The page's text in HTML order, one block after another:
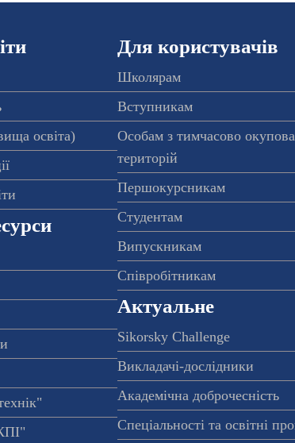
освіта)
Для користувачів
Школярам
Вступникам
Особам з тимчасово
територій
Першокурсникам
Студентам
Випускникам
Співробітникам
Актуальне
Sikorsky Challenge
Викладачі-дослідники
Академічна доброчесність
Спеціальності та освітні